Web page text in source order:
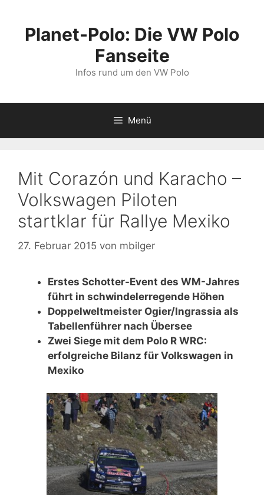
springenPlanet-Polo: Die VW Polo
Fanseite
Infos rund um den VW Polo
Menü
Mit Corazón und Karacho –
Volkswagen Piloten
startklar für Rallye Mexiko
27. Februar 2015 von mbilger
Erstes Schotter-Event des WM-Jahres
führt in schwindelerregende Höhen
Doppelweltmeister Ogier/Ingrassia als
Tabellenführer nach Übersee
Zwei Siege mit dem Polo R WRC:
erfolgreiche Bilanz für Volkswagen in
Mexiko